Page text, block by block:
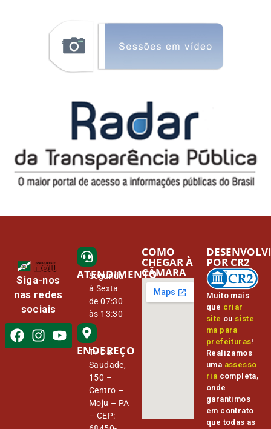
Siga-nos
nas redes
sociais
ATENDIMENTO
Segunda
à Sexta
de 07:30
às 13:30
ENDEREÇO
Tv Da
Saudade,
150 –
Centro –
Moju – PA
– CEP:
COMO
CHEGAR À
CÂMARA
Muito mais
que criar
site ou siste
ma para
prefeituras!
Realizamos
uma assesso
ria completa,
onde
garantimos
em contrato
que todas as
POR CR2